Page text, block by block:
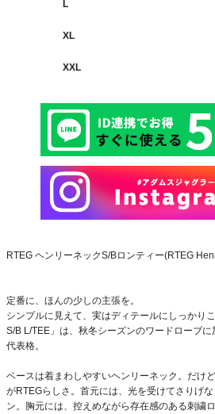
L
XL
XXL
RTEG ヘンリーネックS/Bロンティー(RTEG
定番に、ほんの少しの主張を。
シンプルに見えて、実はディテールにしっかり
S/B L/TEE」は、秋冬シーズンのワードローブに
代表格。
ベースは着まわしやすいヘンリーネック。だけ
がRTEGらしさ。首元には、光を受けてさりげ
ン。胸元には、控えめながら存在感のある刺繍